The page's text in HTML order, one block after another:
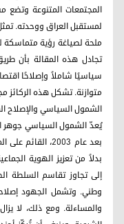
المجتمعات المتنوعة وتضع
لمستقبل العراق ووحدته.
ملحة لصياغة رؤية متماسكة
تجادل هذه المقالة بأن
سياسيًا شاملاً وإصلاحًا
متوازنة. تشكل هذه
الشمول السياسي
يُعدّ الشمول السياسي جوهر
بعد عام 2003،
بدلاً من تعزيز الهوية
إلى تجاوز تقاسم السلطة
وطني. وتشمل الجهود
والمساءلة. ومع ذلك، لا